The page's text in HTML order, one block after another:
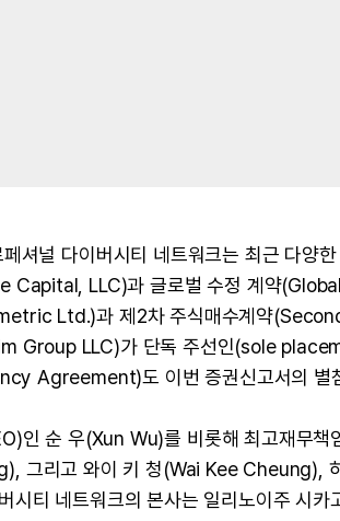
셔널 다이버시티 네트워크는 최근 다양
Capital, LLC)과 글로벌 수정 계약
Ltd.)과 제2차 주식매수계약
Group LLC)가 단독 주선인(sole
Agreement)도 이번 증권신고서의 별
인 순 우(Xun Wu)를 비롯해 최고재무
그리고 와이 키 청(Wai Kee Cheung),
시티 네트워크의 본사는 일리노이주 시카